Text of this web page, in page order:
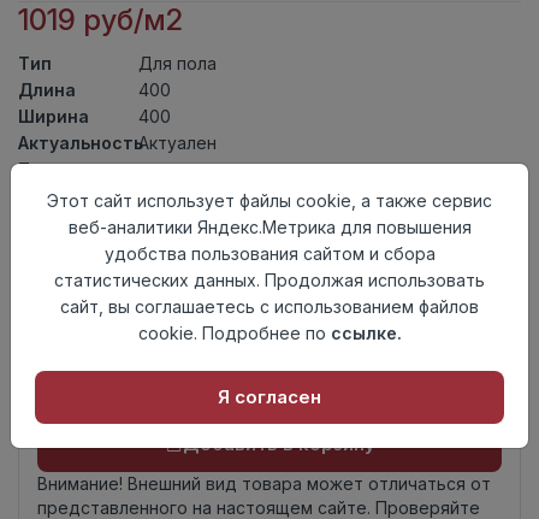
1019 руб/м2
Тип
Для пола
Длина
400
Ширина
400
АктуальностьАктуален
Товарная
группа
Толщина
9
Поверхностьматовая
Страна
происхождения
Россия
Неколлекционные полы
Добавить в корзину
Внимание! Внешний вид товара может отличаться от
представленного на настоящем сайте. Проверяйте
Этот сайт использует файлы cookie, а также сервис
веб-аналитики Яндекс.Метрика для повышения
удобства пользования сайтом и сбора
статистических данных. Продолжая использовать
сайт, вы соглашаетесь с использованием файлов
cookie. Подробнее по ссылке.
Я согласен